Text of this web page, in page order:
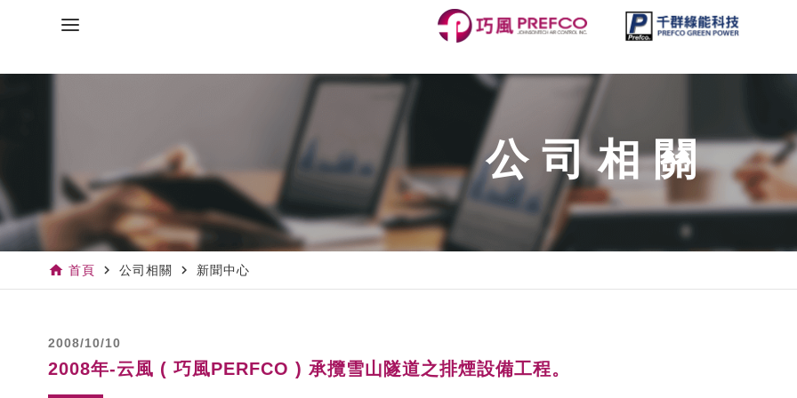
公司相關
home 首頁 navigate_next 公司相關 navigate_next 新聞中心
2008/10/10
2008年-云風 ( 巧風PERFCO ) 承攬雪山隧道之排煙設備工程。